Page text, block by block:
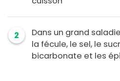
2
Dans un grand
la fécule, le sel, le
bicarbonate et les